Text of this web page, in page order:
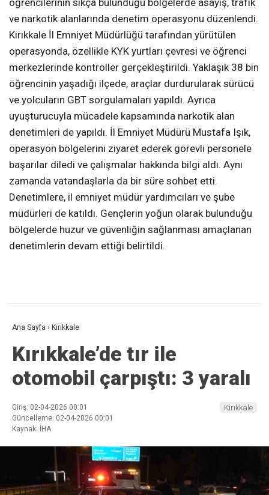
ve narkotik alanlarında denetim operasyonu düzenlendi.
Kırıkkale İl Emniyet Müdürlüğü tarafından yürütülen
operasyonda, özellikle KYK yurtları çevresi ve öğrenci
merkezlerinde kontroller gerçekleştirildi. Yaklaşık 38 bin
öğrencinin yaşadığı ilçede, araçlar durdurularak sürücü
ve yolcuların GBT sorgulamaları yapıldı. Ayrıca
uyuşturucuyla mücadele kapsamında narkotik alan
denetimleri de yapıldı. İl Emniyet Müdürü Mustafa Işık,
operasyon bölgelerini ziyaret ederek görevli personele
başarılar diledi ve çalışmalar hakkında bilgi aldı. Aynı
zamanda vatandaşlarla da bir süre sohbet etti.
Denetimlere, il emniyet müdür yardımcıları ve şube
müdürleri de katıldı. Gençlerin yoğun olarak bulunduğu
bölgelerde huzur ve güvenliğin sağlanması amaçlanan
denetimlerin devam ettiği belirtildi.
Ana Sayfa › Kırıkkale
Kırıkkale’de tır ile
otomobil çarpıştı: 3 yaralı
Giriş: 02-04-2026 00:01
Güncelleme: 02-04-2026 00:01
Kaynak: İHA
Kırıkkale